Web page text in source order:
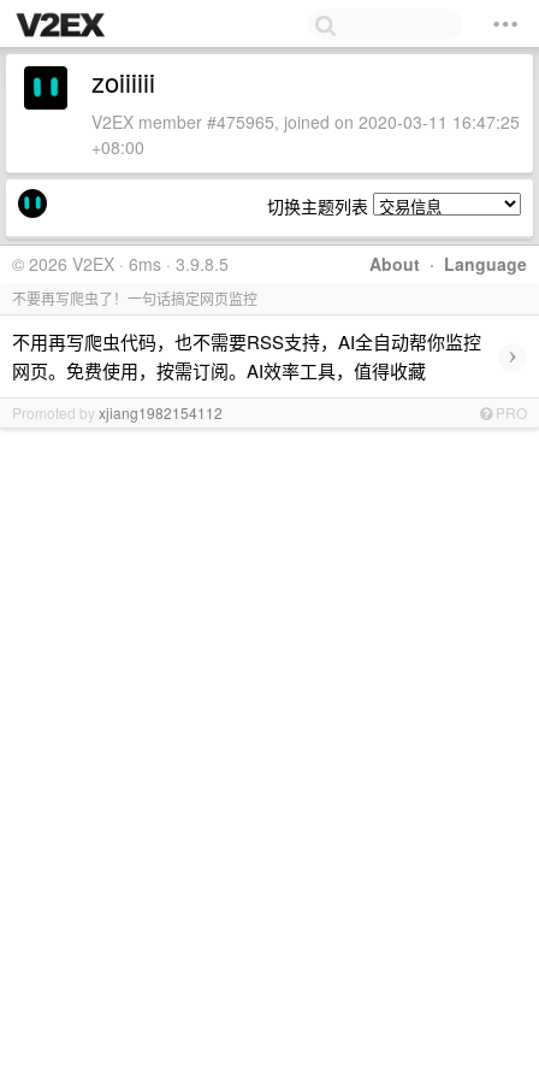
zoiiiiii
V2EX member #475965, joined on 2020-03-11 16:47:25
+08:00
切换主题列表
About · Language
© 2026 V2EX · 6ms · 3.9.8.5
不要再写爬虫了！一句话搞定网页监控
不用再写爬虫代码，也不需要RSS支持，AI全自动帮你监控
网页。免费使用，按需订阅。AI效率工具，值得收藏
›
Promoted byxjiang1982154112 PRO